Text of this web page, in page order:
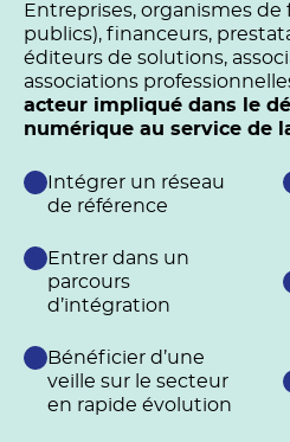
Entreprises, organismes
publics), financeurs,
éditeurs de solutions,
associations
acteur impliqué dans le
numérique au service de
Intégrer un réseau
de référence
Entrer dans un
parcours
d’intégration
Bénéficier d’une
veille sur le secteur
en rapide évolution